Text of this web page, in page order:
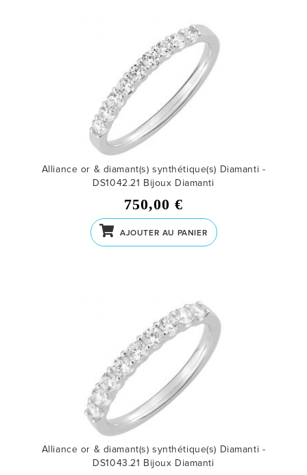
Alliance or & diamant(s) synthétique(s) Diamanti -
DS1042.21 Bijoux Diamanti
750,00 €
AJOUTER AU PANIER
Alliance or & diamant(s) synthétique(s) Diamanti -
DS1043.21 Bijoux Diamanti